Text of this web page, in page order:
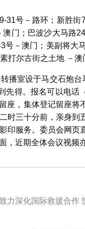
31号－路环；新胜街
门；巴波沙大马路
－澳门；美副将大
打尔古街之土地 －澳
播室设于马交石炮
先得。报名可以电话
座，集体登记留座将
时三十分前，亲身到
印服务。委员会网页
，近期全体会议视频
中